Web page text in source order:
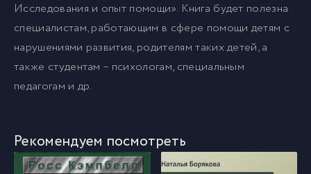
Исследования и опыт помощи». Книга будет полезна
специалистам, работающим в сфере помощи детям с
нарушениями развития, родителям таких детей, а
также студентам – психологам, специальным
педагогам и др.
Рекомендуем посмотреть